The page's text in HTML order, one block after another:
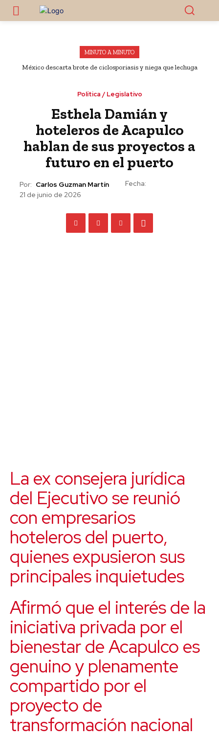
MINUTO A MINUTO
México descarta brote de ciclosporiasis y niega que lechuga
Política / Legislativo
Esthela Damián y
hoteleros de Acapulco
hablan de sus proyectos a
futuro en el puerto
Por: Carlos Guzman Martín
Fecha:
21 de junio de 2026
La ex consejera jurídica
del Ejecutivo se reunió
con empresarios
hoteleros del puerto,
quienes expusieron sus
principales inquietudes
Afirmó que el interés de la
iniciativa privada por el
bienestar de Acapulco es
genuino y plenamente
compartido por el
proyecto de
transformación nacional